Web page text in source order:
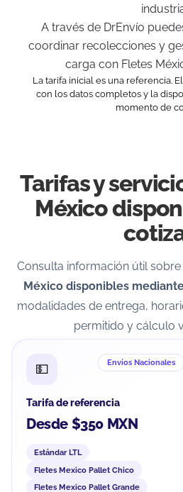
A través de DrEnvío
coordinar recolecciones y
carga con Fletes
La tarifa inicial es una referencia.
con los datos completos y la
momento de
Tarifas y
México
Consulta información útil
México disponibles
modalidades de entrega,
permitido y cálculo
Envíos Nacionales
Tarifa de referencia
Desde $350 MXN
Estándar LTL
Fletes Mexico Pallet Chico
Fletes Mexico Pallet Grande